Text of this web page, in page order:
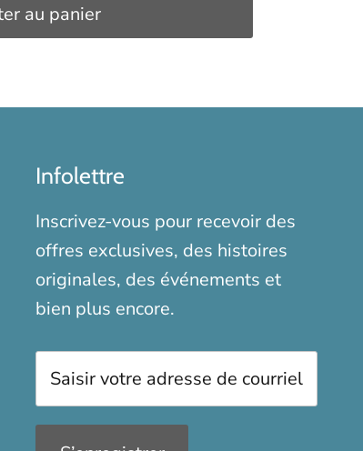
au panier
Infolettre
Inscrivez-vous pour recevoir des
offres exclusives, des histoires
originales, des événements et
bien plus encore.